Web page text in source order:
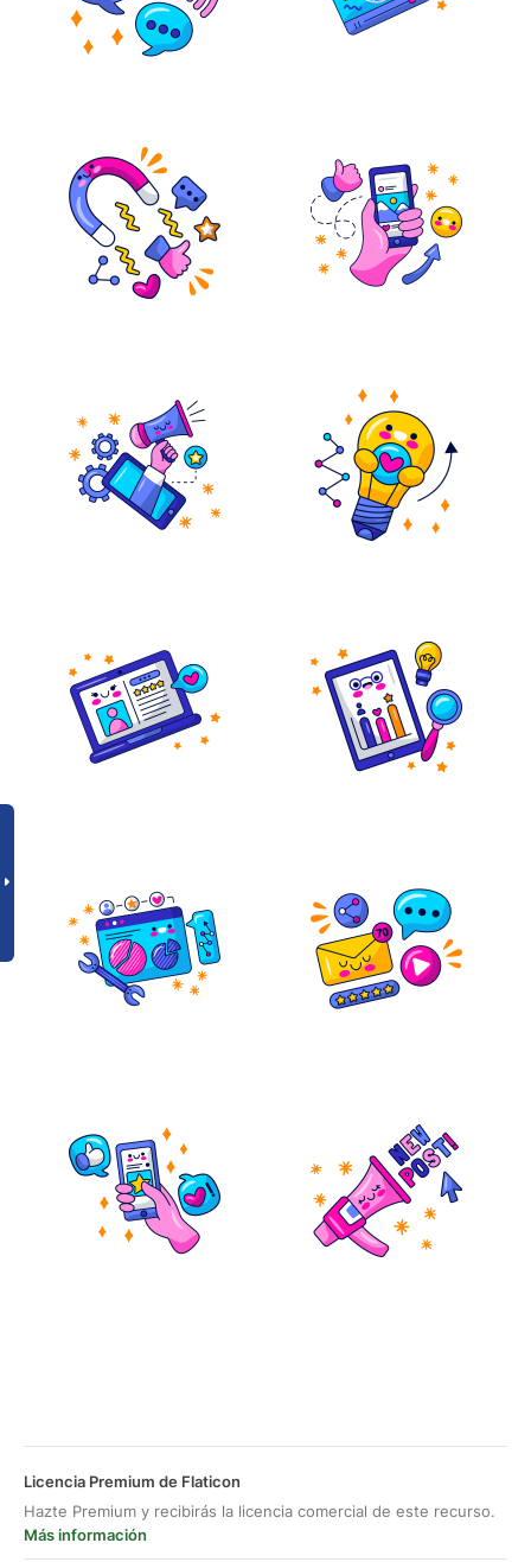
Licencia Premium de Flaticon
Hazte Premium y recibirás la licencia comercial de este recurso.
Más información